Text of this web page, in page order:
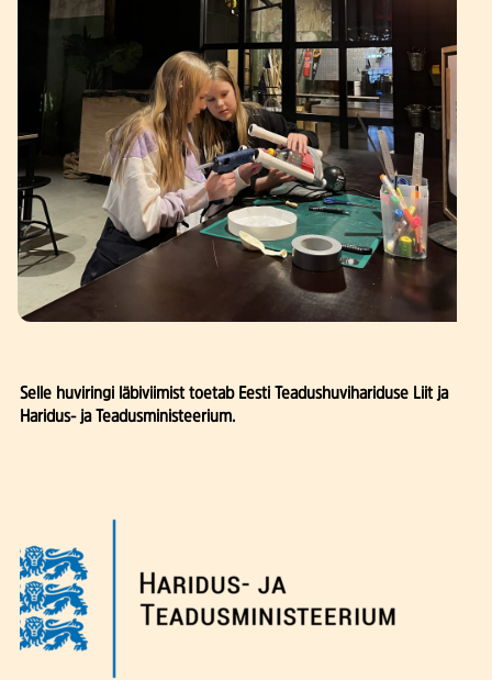
Selle huviringi läbiviimist toetab Eesti Teadushuvihariduse Liit ja
Haridus- ja Teadusministeerium.